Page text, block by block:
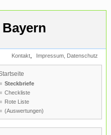
Kontakt, Impressum, Datenschutz
Steckbriefe
Checkliste
Rote Liste
(Auswertungen)